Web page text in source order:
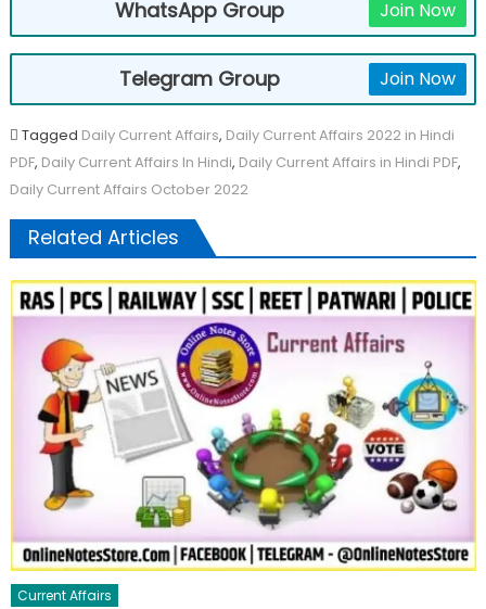
WhatsApp Group Join Now
Telegram Group Join Now
Tagged Daily Current Affairs, Daily Current Affairs 2022 in Hindi
PDF, Daily Current Affairs In Hindi, Daily Current Affairs in Hindi PDF,
Daily Current Affairs October 2022
Related Articles
Current Affairs